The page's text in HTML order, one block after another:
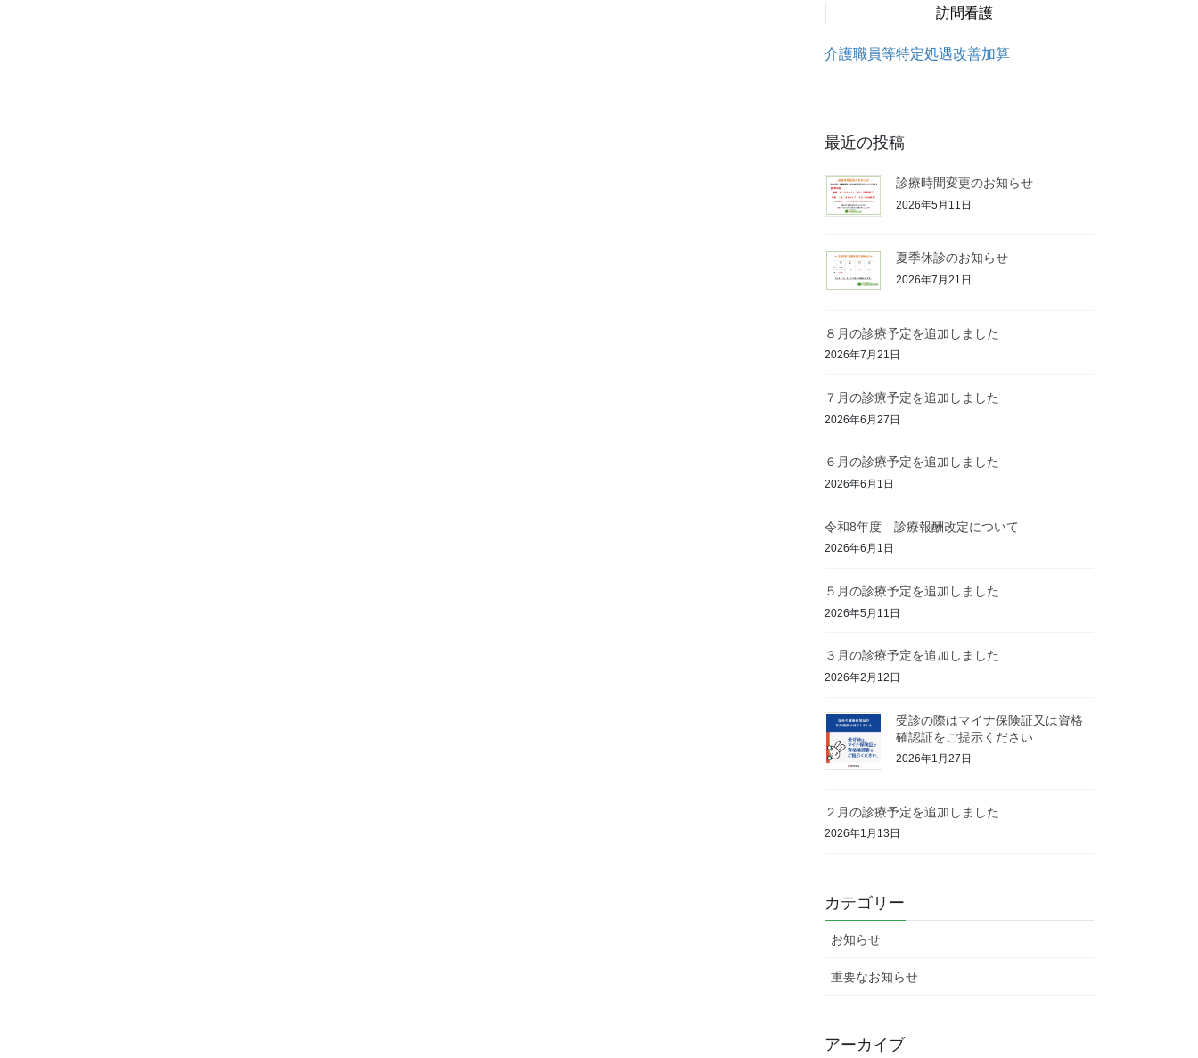
訪問看護
介護職員等特定処遇改善加算
最近の投稿
診療時間変更のお知らせ
2026年5月11日
夏季休診のお知らせ
2026年7月21日
８月の診療予定を追加しました
2026年7月21日
７月の診療予定を追加しました
2026年6月27日
６月の診療予定を追加しました
2026年6月1日
令和8年度 診療報酬改定について
2026年6月1日
５月の診療予定を追加しました
2026年5月11日
３月の診療予定を追加しました
2026年2月12日
受診の際はマイナ保険証又は資格
確認証をご提示ください
2026年1月27日
２月の診療予定を追加しました
2026年1月13日
カテゴリー
お知らせ
重要なお知らせ
アーカイブ